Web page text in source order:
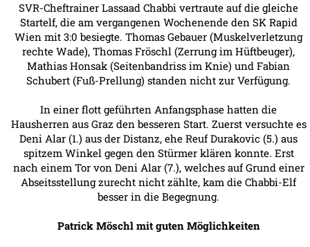
SVR-Cheftrainer Lassaad Chabbi vertraute auf die gleiche
Startelf, die am vergangenen Wochenende den SK Rapid
Wien mit 3:0 besiegte. Thomas Gebauer (Muskelverletzung
rechte Wade), Thomas Fröschl (Zerrung im Hüftbeuger),
Mathias Honsak (Seitenbandriss im Knie) und Fabian
Schubert (Fuß-Prellung) standen nicht zur Verfügung.
In einer flott geführten Anfangsphase hatten die
Hausherren aus Graz den besseren Start. Zuerst versuchte es
Deni Alar (1.) aus der Distanz, ehe Reuf Durakovic (5.) aus
spitzem Winkel gegen den Stürmer klären konnte. Erst
nach einem Tor von Deni Alar (7.), welches auf Grund einer
Abseitsstellung zurecht nicht zählte, kam die Chabbi-Elf
besser in die Begegnung.
Patrick Möschl mit guten Möglichkeiten